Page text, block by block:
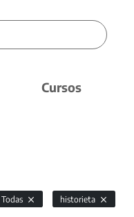
Cursos
Todas historieta